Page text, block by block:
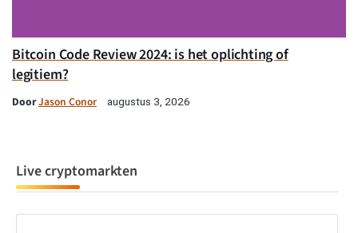
Bitcoin Code Review 2024: is het oplichting of
legitiem?
DoorJason Conor augustus 3, 2026
Live cryptomarkten